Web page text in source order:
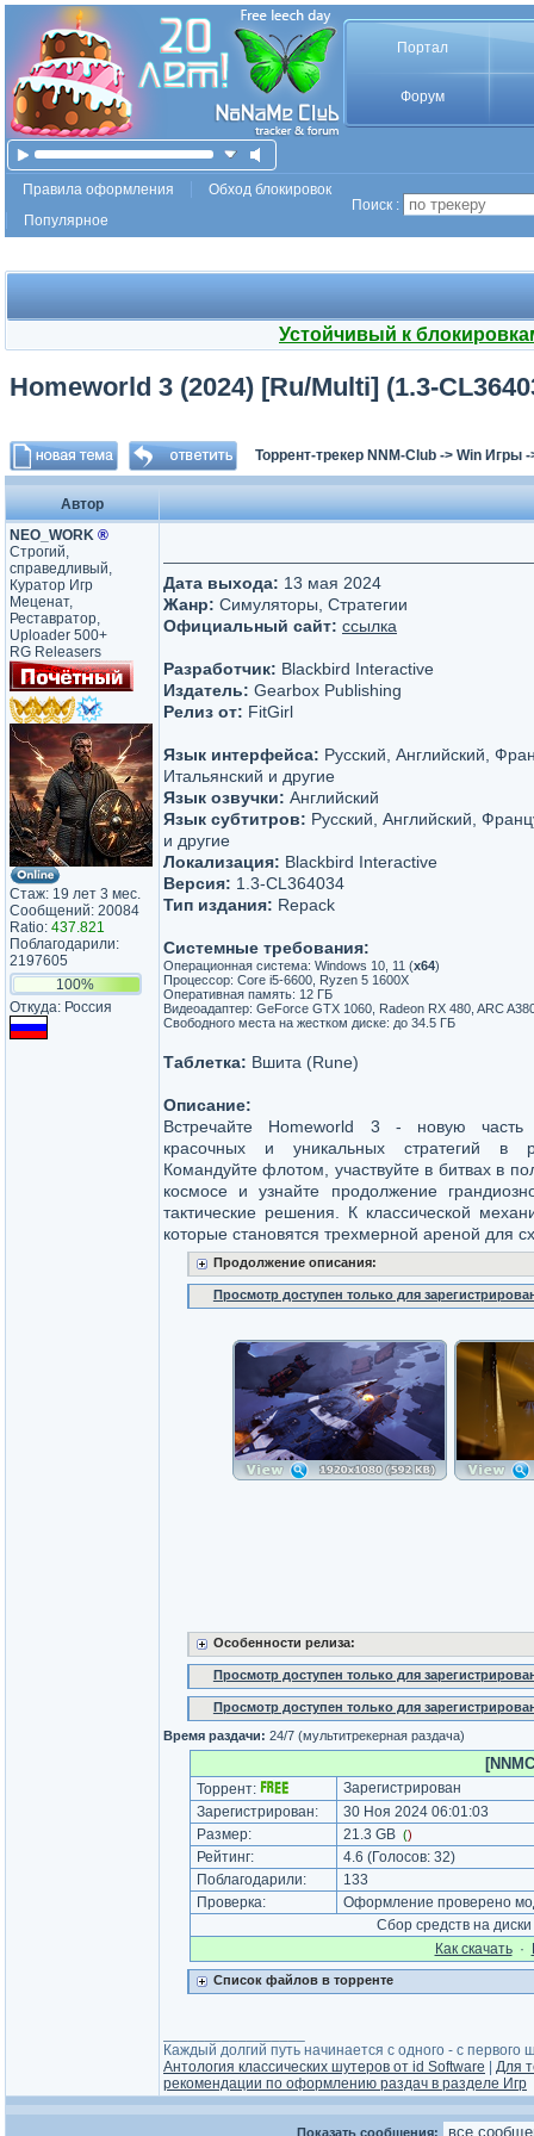
Портал
Форум
Правила оформления
Обход блокировок
Популярное
Поиск :
Устойчивый к
Homeworld 3 (2024) [Ru/Multi] (1.3-
Торрент-трекер NNM-Club -> Win Игры
Автор
NEO_WORK ®
Строгий,
справедливый,
Куратор Игр
Меценат,
Реставратор,
Uploader 500+
RG Releasers
Стаж: 19 лет 3 мес.
Сообщений: 20084
Ratio: 437.821
Поблагодарили:
2197605
100%
Откуда: Россия
Дата выхода: 13 мая 2024
Жанр: Симуляторы, Стратегии
Официальный сайт: ссылка
Разработчик: Blackbird Interactive
Издатель: Gearbox Publishing
Релиз от: FitGirl
Язык интерфейса: Русский, Английский,
Итальянский и другие
Язык озвучки: Английский
Язык субтитров: Русский, Английский,
и другие
Локализация: Blackbird Interactive
Версия: 1.3-CL364034
Тип издания: Repack
Системные требования:
Операционная система: Windows 10, 11 (х64)
Процессор: Core i5-6600, Ryzen 5 1600X
Оперативная память: 12 ГБ
Видеоадаптер: GeForce GTX 1060, Radeon RX 480, ARC
Свободного места на жестком диске: до 34.5 ГБ
Таблетка: Вшита (Rune)
Описание:
Встречайте Homeworld 3 - новую часть
красочных и уникальных стратегий в
Командуйте флотом, участвуйте в битвах в
космосе и узнайте продолжение
тактические решения. К классической
которые становятся трехмерной ареной для
Продолжение описания:
Просмотр доступен только для
Особенности релиза:
Просмотр доступен только для
Просмотр доступен только для
Время раздачи: 24/7 (мультитрекерная раздача)
Торрент:
Зарегистрирован
Зарегистрирован:
30 Ноя 2024 06:01:03
Размер:
21.3 GB ()
Рейтинг: 4.6 (Голосов: 32)
Поблагодарили:
133
Проверка:
Оформление проверено
Сбор средств на
Как cкачать·
Список файлов в торренте
Каждый долгий путь начинается с одного - с первого
Антология классических шутеров от id Software
Для
рекомендации по оформлению раздач в разделе Игр
Показать сообщения: